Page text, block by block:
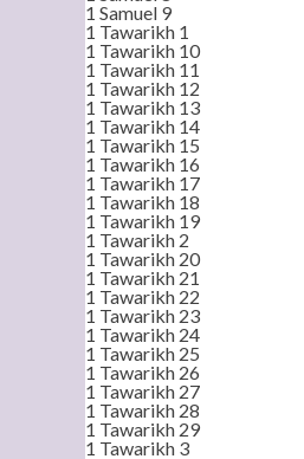
1 Samuel 9
1 Tawarikh 1
1 Tawarikh 10
1 Tawarikh 11
1 Tawarikh 12
1 Tawarikh 13
1 Tawarikh 14
1 Tawarikh 15
1 Tawarikh 16
1 Tawarikh 17
1 Tawarikh 18
1 Tawarikh 19
1 Tawarikh 2
1 Tawarikh 20
1 Tawarikh 21
1 Tawarikh 22
1 Tawarikh 23
1 Tawarikh 24
1 Tawarikh 25
1 Tawarikh 26
1 Tawarikh 27
1 Tawarikh 28
1 Tawarikh 29
1 Tawarikh 3